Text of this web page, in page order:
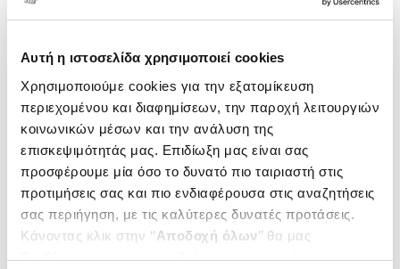
Αυτή η ιστοσελίδα χρησιμοποιεί cookies
Χρησιμοποιούμε cookies για την εξατομίκευση
περιεχομένου και διαφημίσεων, την παροχή λειτουργιών
κοινωνικών μέσων και την ανάλυση της
επισκεψιμότητάς μας. Επιδίωξη μας είναι σας
προσφέρουμε μία όσο το δυνατό πιο ταιριαστή στις
προτιμήσεις σας και πιο ενδιαφέρουσα στις αναζητήσεις
σας περιήγηση, με τις καλύτερες δυνατές προτάσεις.
Κάνοντας κλικ στην ‘’Αποδοχή όλων’’ θα μας
βοηθήσετε να ανταποκριθούμε στα παραπάνω.